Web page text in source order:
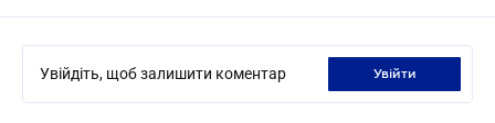
Увійдіть, щоб залишити коментар увійти